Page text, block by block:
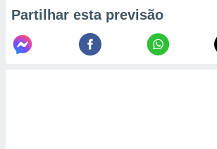
Partilhar esta previsão